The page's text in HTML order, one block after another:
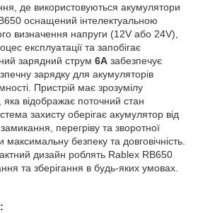
де використовуються акумулятори
оснащений інтелектуальною
визначення напруги (12V або 24V),
експлуатації та запобігає
зарядний струм 6А забезпечує
зарядку для акумуляторів
Пристрій має зрозумілу
яка відображає поточний стан
захисту оберігає акумулятор від
перегріву та зворотної
безпеку та довговічність.
дизайн роблять Rablex RB650
та зберігання в будь-яких умовах.